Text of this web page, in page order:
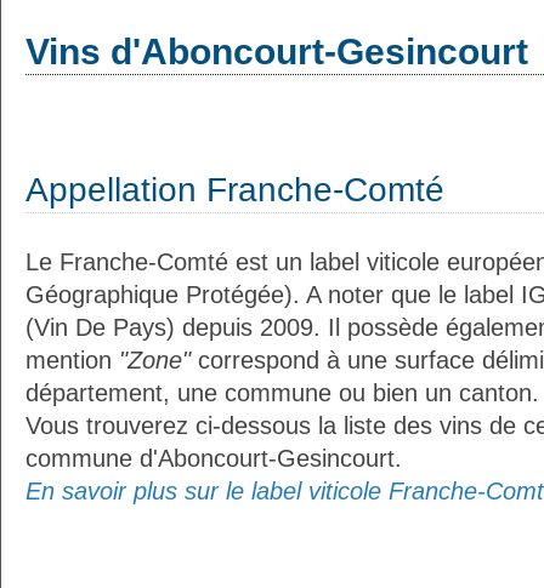
Vins d'Aboncourt-Gesincourt
Appellation Franche-Comté
Le Franche-Comté est un label viticole
Géographique Protégée). A noter que le label
(Vin De Pays) depuis 2009. Il possède
mention "Zone"correspond à une surface
département, une commune ou bien un canton.
Vous trouverez ci-dessous la liste des vins de
commune d'Aboncourt-Gesincourt.
En savoir plus sur le label viticole Franche-